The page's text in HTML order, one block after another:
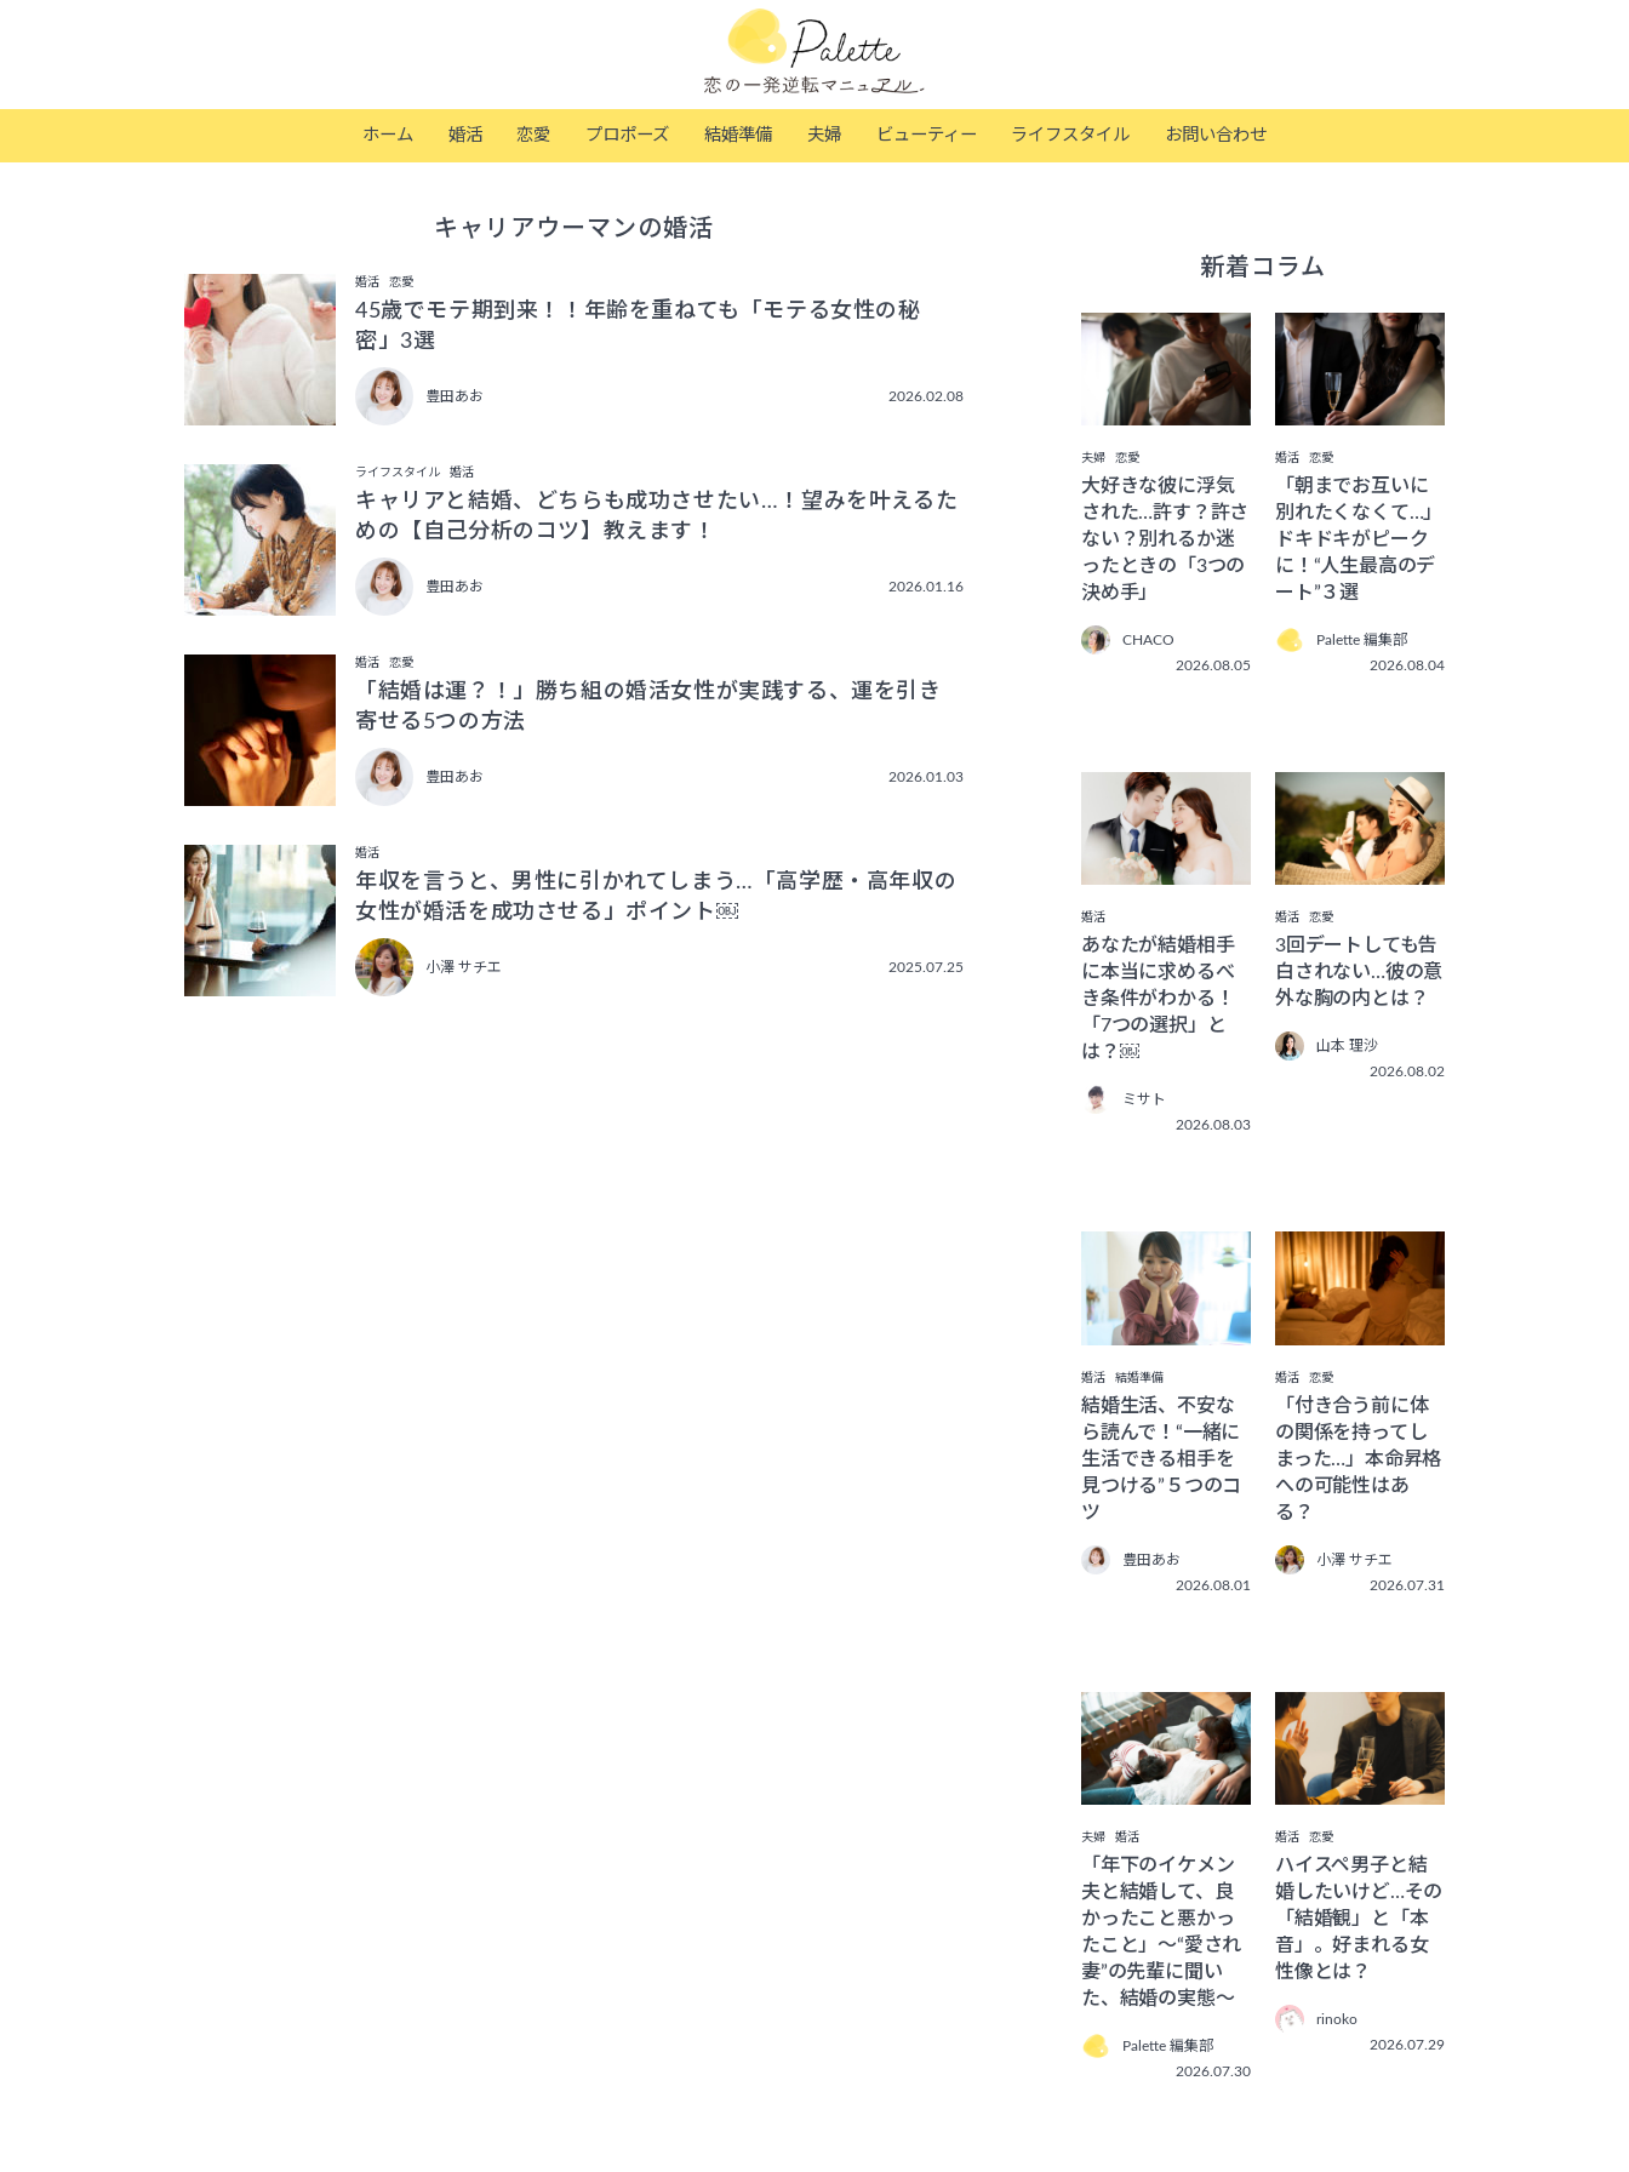
ホーム 婚活 恋愛 プロポーズ 結婚準備 夫婦 ビューティー ライフスタイル お問い合わせ
キャリアウーマンの婚活
婚活 恋愛
45歳でモテ期到来！！年齢を重ねても「モテる女性の秘
密」3選
豊田あお 2026.02.08
ライフスタイル 婚活
キャリアと結婚、どちらも成功させたい…！望みを叶えるた
めの【自己分析のコツ】教えます！
豊田あお 2026.01.16
婚活 恋愛
「結婚は運？！」勝ち組の婚活女性が実践する、運を引き
寄せる5つの方法
豊田あお 2026.01.03
婚活
年収を言うと、男性に引かれてしまう…「高学歴・高年収の
女性が婚活を成功させる」ポイント￼
小澤 サチエ 2025.07.25
新着コラム
夫婦 恋愛
大好きな彼に浮気
された…許す？許さ
ない？別れるか迷
ったときの「3つの
決め手」
CHACO
2026.08.05
婚活 恋愛
「朝までお互いに
別れたくなくて…」
ドキドキがピーク
に！“人生最高のデ
ート”３選
Palette 編集部
2026.08.04
婚活
あなたが結婚相手
に本当に求めるべ
き条件がわかる！
「7つの選択」と
は？￼
ミサト
2026.08.03
婚活 恋愛
3回デートしても告
白されない…彼の意
外な胸の内とは？
山本 理沙
2026.08.02
婚活 結婚準備
結婚生活、不安な
ら読んで！“一緒に
生活できる相手を
見つける”５つのコ
ツ
豊田あお
2026.08.01
婚活 恋愛
「付き合う前に体
の関係を持ってし
まった…」本命昇格
への可能性はあ
る？
小澤 サチエ
2026.07.31
夫婦 婚活
「年下のイケメン
夫と結婚して、良
かったこと悪かっ
たこと」〜“愛され
妻”の先輩に聞い
た、結婚の実態〜
Palette 編集部
2026.07.30
婚活 恋愛
ハイスペ男子と結
婚したいけど…その
「結婚観」と「本
音」。好まれる女
性像とは？
rinoko
2026.07.29